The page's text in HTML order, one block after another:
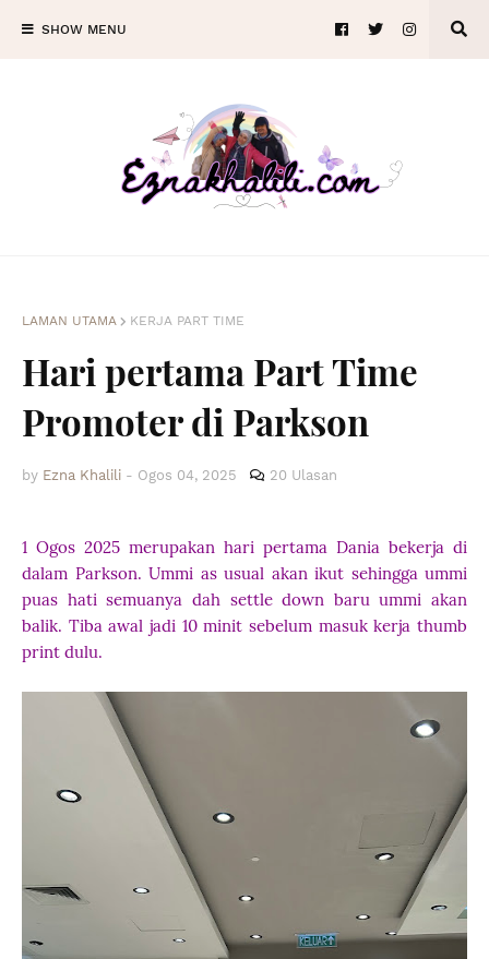
SHOW MENU
LAMAN UTAMA KERJA PART TIME
Hari pertama Part Time
Promoter di Parkson
by Ezna Khalili - Ogos 04, 2025 20 Ulasan
1 Ogos 2025 merupakan hari pertama Dania bekerja di
dalam Parkson. Ummi as usual akan ikut sehingga ummi
puas hati semuanya dah settle down baru ummi akan
balik. Tiba awal jadi 10 minit sebelum masuk kerja thumb
print dulu.